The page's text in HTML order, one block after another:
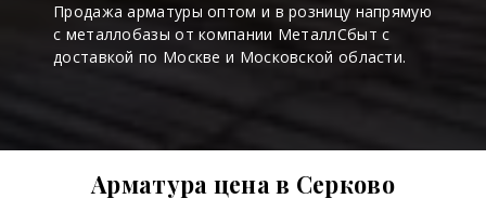
Продажа арматуры оптом и в розницу напрямую
с металлобазы от компании МеталлСбыт с
доставкой по Москве и Московской области.
Арматура цена в Серково